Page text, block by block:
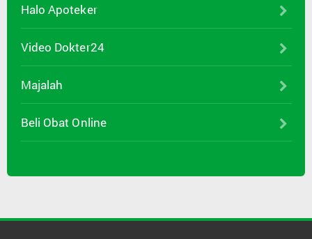
Halo Apoteker
Video Dokter24
Majalah
Beli Obat Online